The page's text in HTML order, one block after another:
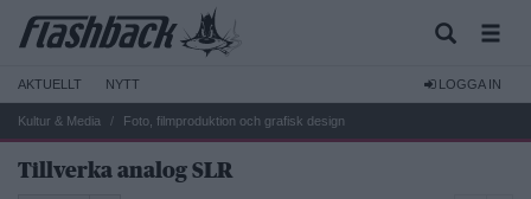
AKTUELLT NYTT LOGGA IN
Kultur & Media Foto, filmproduktion och grafisk design
Tillverka analog SLR